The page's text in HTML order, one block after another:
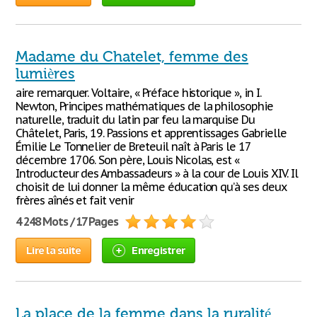
Madame du Chatelet, femme des
lumières
aire remarquer. Voltaire, « Préface historique », in I.
Newton, Principes mathématiques de la philosophie
naturelle, traduit du latin par feu la marquise Du
Châtelet, Paris, 19. Passions et apprentissages Gabrielle
Émilie Le Tonnelier de Breteuil naît à Paris le 17
décembre 1706. Son père, Louis Nicolas, est «
Introducteur des Ambassadeurs » à la cour de Louis XIV. Il
choisit de lui donner la même éducation qu’à ses deux
frères aînés et fait venir
4 248 Mots / 17 Pages
Lire la suite Enregistrer
La place de la femme dans la ruralité